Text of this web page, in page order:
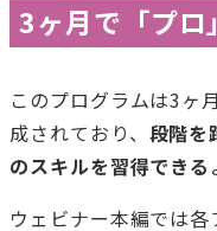
3ヶ月で「プロ
このプログラムは3ヶ
成されており、 段階を
のスキルを習得できる
ウェビナー本編では各